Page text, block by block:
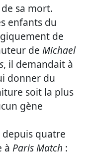
sa mort.
enfants du
de
de Michael
, il demandait à
donner du
soit la plus
gène
quatre
à Paris Match :